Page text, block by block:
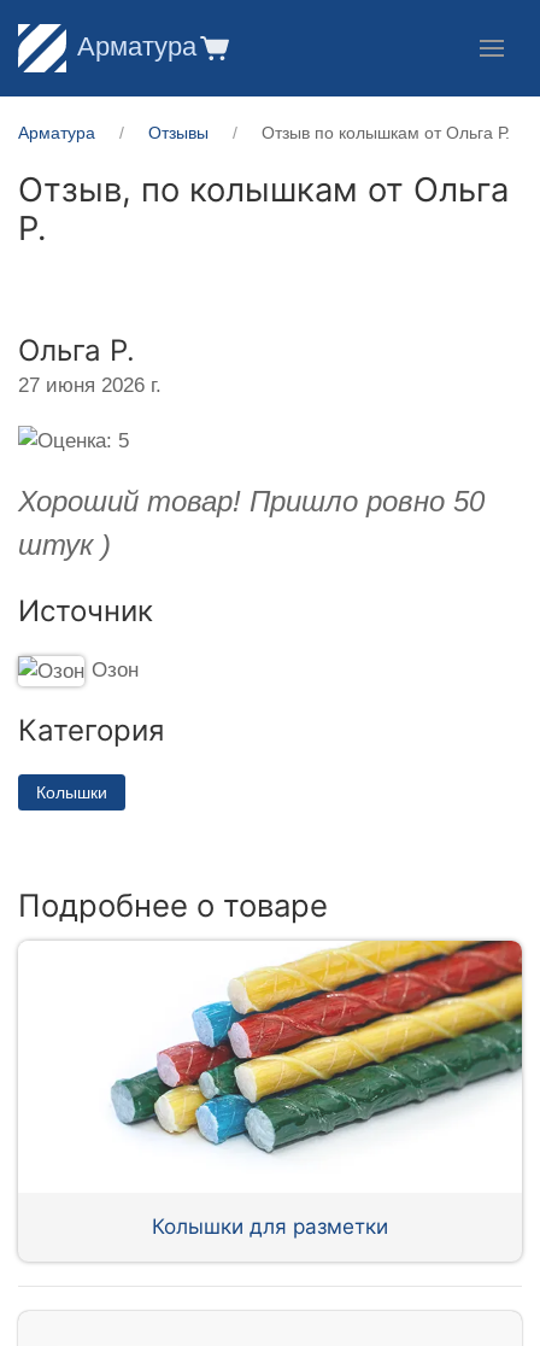
Арматура
Арматура Отзывы Отзыв по колышкам от Ольга Р.
Отзыв, по колышкам от Ольга
Р.
Ольга Р.
27 июня 2026 г.
Хороший товар! Пришло ровно 50
штук )
Источник
Озон
Категория
Колышки
Подробнее о товаре
Колышки для разметки